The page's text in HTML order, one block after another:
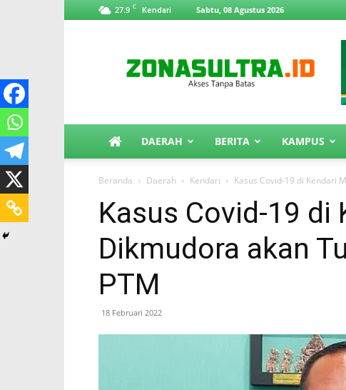
27.9 C Kendari Sabtu, 08 Agustus 2026
DAERAH BERITA KAMPUS
Beranda Daerah Kendari Kasus Covid-19 di Kendari
Kasus Covid-19 di
Dikmudora akan
PTM
18 Februari 2022